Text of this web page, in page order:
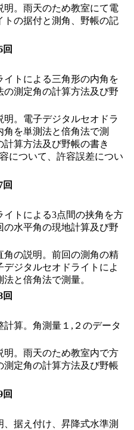
明。雨天のため教室にて電
トの据付と測角、野帳の記
回
イトによる三角形の内角を
の測定角の計算方法及び野
。電子デジタルセオドラ
を単測法と倍角法で測
算方法及び野帳の書き
について、許容誤差につい
回
イトによる3点間の挟角を方
の水平角の現地計算及び野
角の説明。前回の測角の精
デジタルセオドライトによ
と倍角法で測量。
回
算。角測量１,２のデータ
明。雨天のため教室内で方
測定角の計算方法及び野帳
回
、据え付け、昇降式水準測